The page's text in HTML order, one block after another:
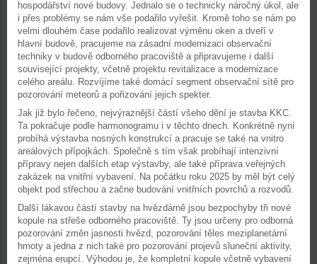
hospodářství nové budovy. Jednalo se o technicky náročný úkol, ale
i přes problémy se nám vše podařilo vyřešit. Kromě toho se nám po
velmi dlouhém čase podařilo realizovat výměnu oken a dveří v
hlavní budově, pracujeme na zásadní modernizaci observační
techniky v budově odborného pracoviště a připravujeme i další
související projekty, včetně projektu revitalizace a modernizace
celého areálu. Rozvíjíme také domácí segment observační sítě pro
pozorování meteorů a pořizování jejich spekter.
Jak již bylo řečeno, nejvýraznější částí všeho dění je stavba KKC.
Ta pokračuje podle harmonogramu i v těchto dnech. Konkrétně nyní
probíhá výstavba nosných konstrukcí a pracuje se také na vnitro
areálových přípojkách. Společně s tím však probíhají intenzivní
přípravy nejen dalších etap výstavby, ale také příprava veřejných
zakázek na vnitřní vybavení. Na počátku roku 2025 by měl být celý
objekt pod střechou a začne budování vnitřních povrchů a rozvodů.
Další lákavou částí stavby na hvězdárně jsou bezpochyby tři nové
kopule na střeše odborného pracoviště. Ty jsou určeny pro odborná
pozorování změn jasnosti hvězd, pozorování těles meziplanetární
hmoty a jedna z nich také pro pozorování projevů sluneční aktivity,
zejména erupcí. Výhodou je, že kompletní kopule včetně vybavení